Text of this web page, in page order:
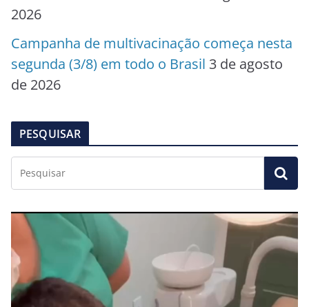
2026
Campanha de multivacinação começa nesta
segunda (3/8) em todo o Brasil 3 de agosto
de 2026
PESQUISAR